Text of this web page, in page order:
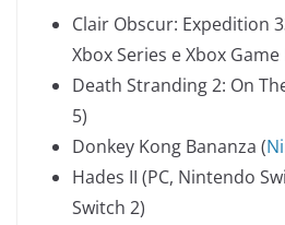
Clair Obscur: Expedition
Xbox Series e Xbox Game
Death Stranding 2: On
5)
Donkey Kong Bananza (
Hades II (PC, Nintendo
Switch 2)